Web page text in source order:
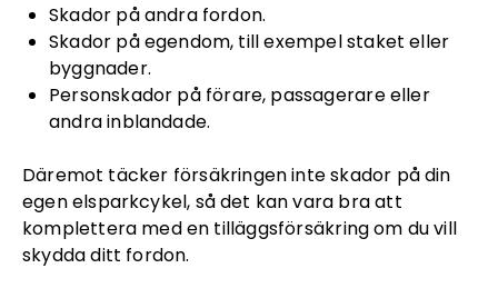
Skador på andra fordon.
Skador på egendom, till exempel staket eller
byggnader.
Personskador på förare, passagerare eller
andra inblandade.
Däremot täcker försäkringen inte skador på din
egen elsparkcykel, så det kan vara bra att
komplettera med en tilläggsförsäkring om du vill
skydda ditt fordon.